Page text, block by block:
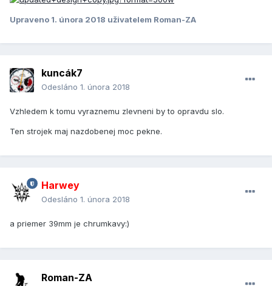
Upraveno 1. února 2018 uživatelem Roman-ZA
kuncák7
Odesláno 1. února 2018
Vzhledem k tomu vyraznemu zlevneni by to opravdu slo.
Ten strojek maj nazdobenej moc pekne.
Harwey
Odesláno 1. února 2018
a priemer 39mm je chrumkavy:)
Roman-ZA